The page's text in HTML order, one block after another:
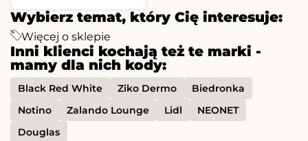
Wybierz temat, który Cię interesuje:
Więcej o sklepie
Inni klienci kochają też te marki -
mamy dla nich kody:
Black Red White Ziko Dermo
Biedronka
Notino
Zalando Lounge Lidl
NEONET
Douglas